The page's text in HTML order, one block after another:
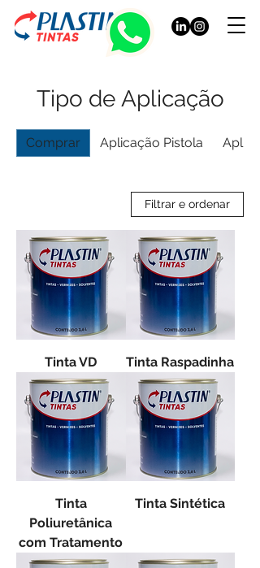
Tipo de Aplicação
Comprar Aplicação Pistola
Filtrar e ordenar
Tinta VD Tinta Raspadinha
Tinta
Poliuretânica
com Tratamento
Tinta Sintética